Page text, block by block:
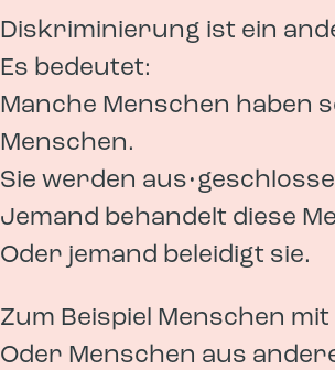
Diskriminierung ist ein
Es bedeutet:
Manche Menschen haben
Menschen.
Sie werden
Jemand behandelt diese
Oder jemand beleidigt sie.
Zum Beispiel Menschen
Oder Menschen aus